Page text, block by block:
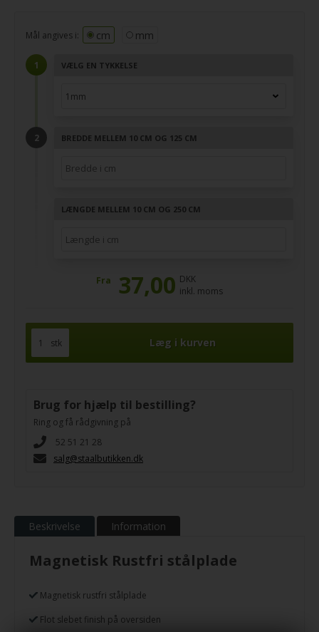
Mål angives i: cm mm
VÆLG EN TYKKELSE
BREDDE MELLEM 10 CM OG 125 CM
LÆNGDE MELLEM 10 CM OG 250 CM
Fra 37,00 DKK
inkl. moms
stk
Brug for hjælp til bestilling?
Ring og få rådgivning på
52 51 21 28
salg@staalbutikken.dk
Beskrivelse Information
Magnetisk Rustfri stålplade
Magnetisk rustfri stålplade
Flot slebet finish på oversiden